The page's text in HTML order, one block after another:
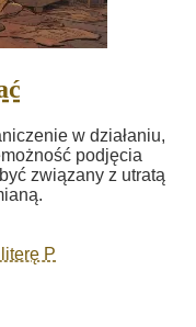
w działaniu,
podjęcia
związany z utratą
P